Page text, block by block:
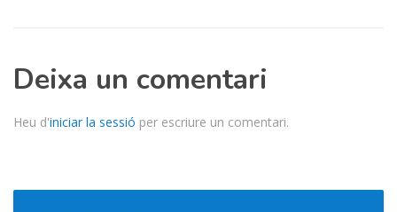
Deixa un comentari
Heu d'iniciar la sessió per escriure un comentari.